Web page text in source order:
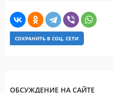
СОХРАНИТЬ В СОЦ. СЕТИ
ОБСУЖДЕНИЕ НА САЙТЕ